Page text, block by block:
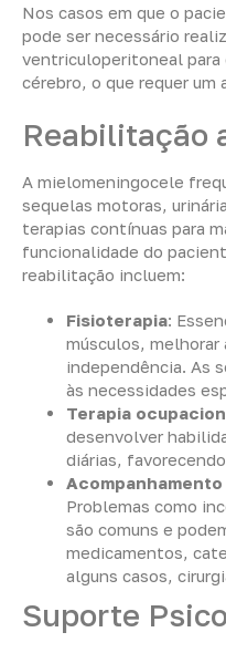
Nos casos em que o
pode ser necessário
ventriculoperitoneal para
cérebro, o que requer
Reabilitação
A mielomeningocele
sequelas motoras,
terapias contínuas para
funcionalidade do
reabilitação incluem:
Fisioterapia:
músculos, melhorar
independência. As
às necessidades
Terapia
desenvolver
diárias,
Problemas como
são comuns e
medicamentos,
alguns casos,
Suporte